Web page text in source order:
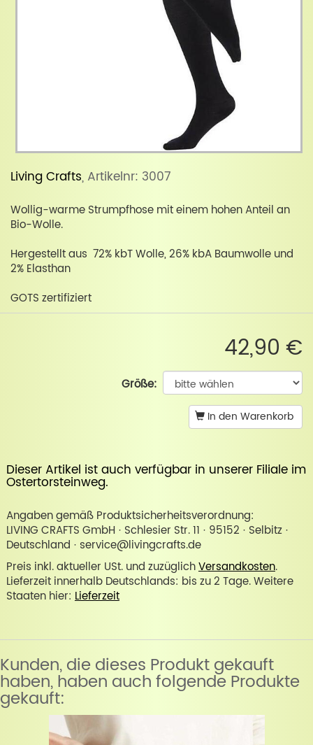
Living Crafts, Artikelnr: 3007
Wollig-warme Strumpfhose mit einem hohen Anteil an
Bio-Wolle.
Hergestellt aus 72% kbT Wolle, 26% kbA Baumwolle und
2% Elasthan
GOTS zertifiziert
42,90 €
Größe:
In den Warenkorb
Dieser Artikel ist auch verfügbar in unserer Filiale im
Ostertorsteinweg.
Angaben gemäß Produktsicherheitsverordnung:
LIVING CRAFTS GmbH · Schlesier Str. 11 · 95152 · Selbitz ·
Deutschland · service@livingcrafts.de
Preis inkl. aktueller USt. und zuzüglichVersandkosten.
Lieferzeit innerhalb Deutschlands: bis zu 2 Tage. Weitere
Staaten hier: Lieferzeit
Kunden, die dieses Produkt gekauft
haben, haben auch folgende Produkte
gekauft: